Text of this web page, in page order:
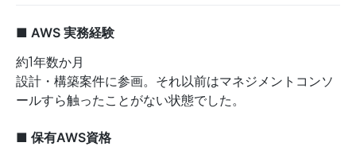
■ AWS 実務経験
約1年数か月
設計・構築案件に参画。それ以前はマネジメントコンソ
ールすら触ったことがない状態でした。
■ 保有AWS資格